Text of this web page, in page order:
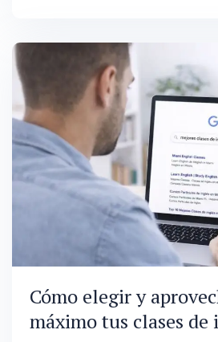
suele brillar por su ausencia.
personas no abandonan el
capacidad, sino por…
Cómo elegir y
máximo tus clases de